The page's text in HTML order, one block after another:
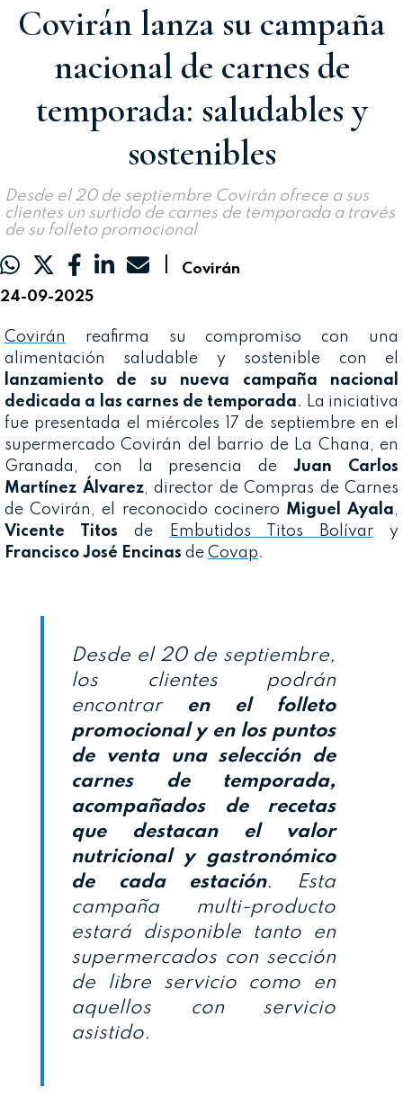
Covirán lanza su campaña
nacional de carnes de
temporada: saludables y
sostenibles
Desde el 20 de septiembre Covirán ofrece a sus
clientes un surtido de carnes de temporada a través
de su folleto promocional
Covirán
24-09-2025
Covirán
reafirma su compromiso con una
alimentación saludable y sostenible con el
lanzamiento de su nueva campaña nacional
dedicada a las carnes de temporada. La iniciativa
fue presentada el miércoles 17 de septiembre en el
supermercado Covirán del barrio de La Chana, en
Granada, con la presencia de Juan Carlos
Martínez Álvarez, director de Compras de Carnes
de Covirán, el reconocido cocinero Miguel Ayala,
Vicente Titos de Embutidos Titos Bolívary
Francisco José Encinas de Covap.
Desde el 20 de septiembre,
los clientes podrán
encontrar en el folleto
promocional y en los puntos
de venta una selección de
carnes de temporada,
acompañados de recetas
que destacan el valor
nutricional y gastronómico
de cada estación. Esta
campaña multi-producto
estará disponible tanto en
supermercados con sección
de libre servicio como en
aquellos con servicio
asistido.